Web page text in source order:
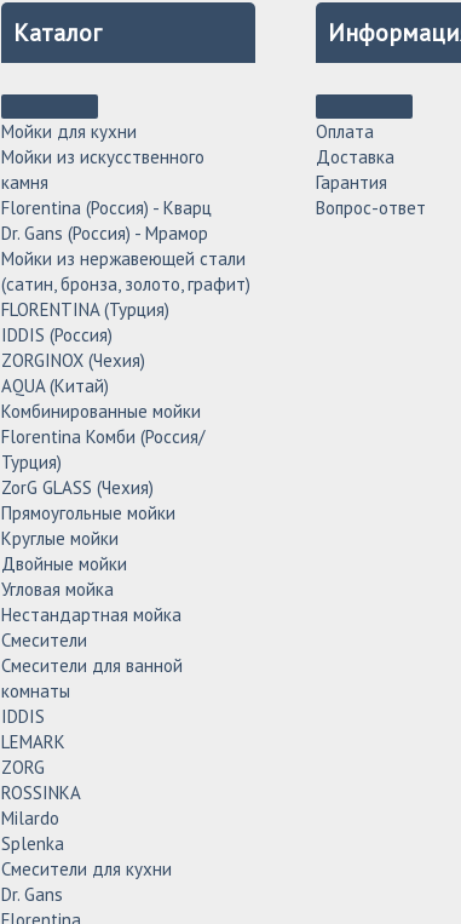
Каталог
Мойки для кухни
Мойки из искусственного
камня
Florentina (Россия) - Кварц
Dr. Gans (Россия) - Мрамор
Мойки из нержавеющей стали
(сатин, бронза, золото, графит)
FLORENTINA (Турция)
IDDIS (Россия)
ZORGINOX (Чехия)
AQUA (Китай)
Комбинированные мойки
Florentina Комби (Россия/
Турция)
ZorG GLASS (Чехия)
Прямоугольные мойки
Круглые мойки
Двойные мойки
Угловая мойка
Нестандартная мойка
Смесители
Смесители для ванной
комнаты
IDDIS
LEMARK
ZORG
ROSSINKA
Milardo
Splenka
Смесители для кухни
Dr. Gans
Florentina
Оплата
Доставка
Гарантия
Вопрос-ответ